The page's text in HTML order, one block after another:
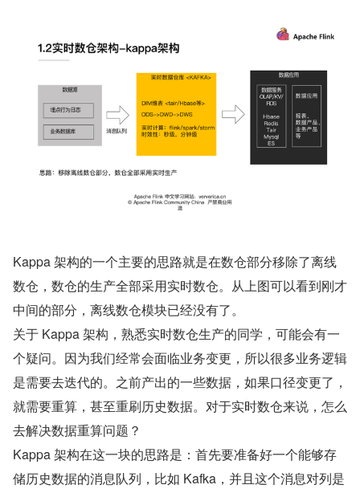
Kappa 架构的一个主要的思路就是在数仓部分移除了离线
数仓，数仓的生产全部采用实时数仓。从上图可以看到刚才
中间的部分，离线数仓模块已经没有了。
关于 Kappa 架构，熟悉实时数仓生产的同学，可能会有一
个疑问。因为我们经常会面临业务变更，所以很多业务逻辑
是需要去迭代的。之前产出的一些数据，如果口径变更了，
就需要重算，甚至重刷历史数据。对于实时数仓来说，怎么
去解决数据重算问题？
Kappa 架构在这一块的思路是：首先要准备好一个能够存
储历史数据的消息队列，比如 Kafka，并且这个消息对列是